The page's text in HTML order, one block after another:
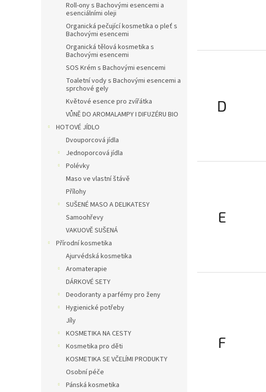
Roll-ony s Bachovými esencemi a
esenciálními oleji
Organická pečující kosmetika o pleť s
Bachovými esencemi
Organická tělová kosmetika s
Bachovými esencemi
SOS Krém s Bachovými esencemi
Toaletní vody s Bachovými esencemi a
sprchové gely
Květové esence pro zvířátka
VŮNĚ DO AROMALAMPY I DIFUZÉRU BIO
HOTOVÉ JÍDLO
Dvouporcová jídla
Jednoporcová jídla
Polévky
Maso ve vlastní štávě
Přílohy
SUŠENÉ MASO A DELIKATESY
Samoohřevy
VAKUOVĚ SUŠENÁ
Přírodní kosmetika
Ajurvédská kosmetika
Aromaterapie
DÁRKOVÉ SETY
Deodoranty a parfémy pro ženy
Hygienické potřeby
Jíly
KOSMETIKA NA CESTY
Kosmetika pro děti
KOSMETIKA SE VČELÍMI PRODUKTY
Osobní péče
Pánská kosmetika
D
E
F